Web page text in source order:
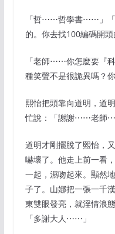
「哲⋯⋯哲學書⋯⋯」「
的。你去找100編碼開頭
「老師⋯⋯你怎麼要『
種笑聲不是很詭異嗎？
熙怡把頭靠向道明，道
忙說：「謝謝⋯⋯老師
道明才剛擺脫了熙怡，
嚇壞了。他走上前一看
一起，濕吻起來。顯然
子了。山娜把一張一千
東雙眼發亮，就淫情浪
「多謝大人⋯⋯」